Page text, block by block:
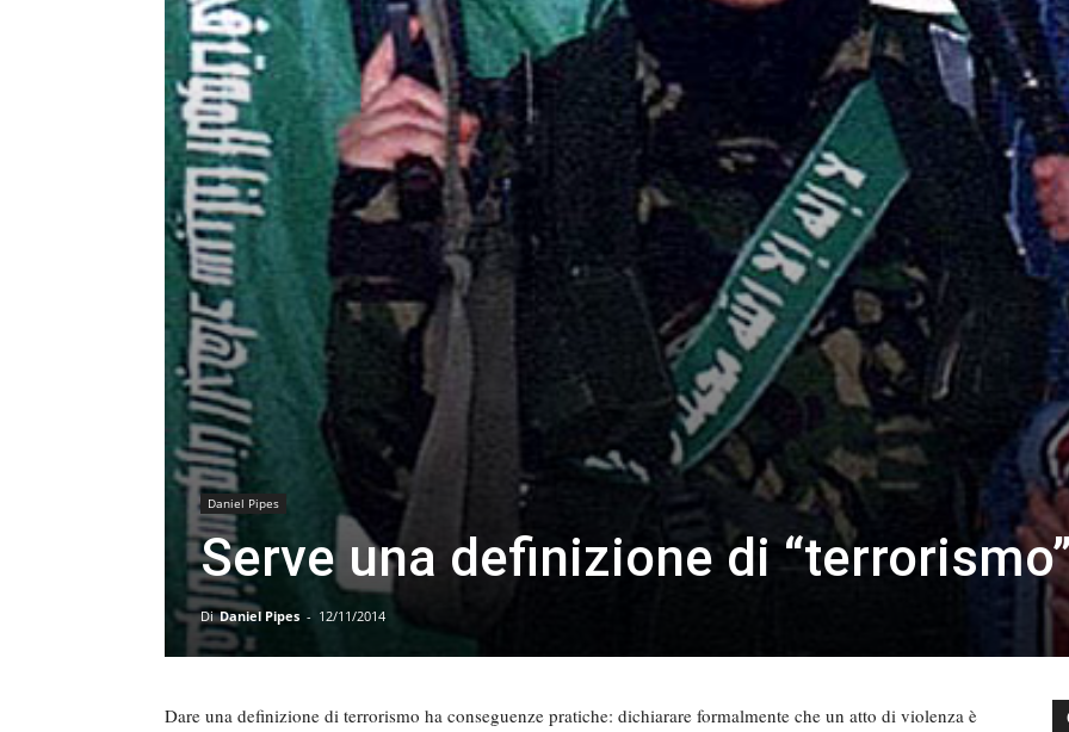
Daniel Pipes
Serve una definizione di
Di Daniel Pipes - 12/11/2014
Dare una definizione di terrorismo ha conseguenze pratiche: dichiarare formalmente che un atto di violenza è